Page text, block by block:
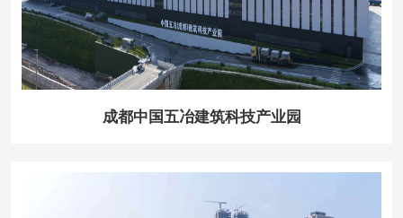
成都中国五冶建筑科技产业园